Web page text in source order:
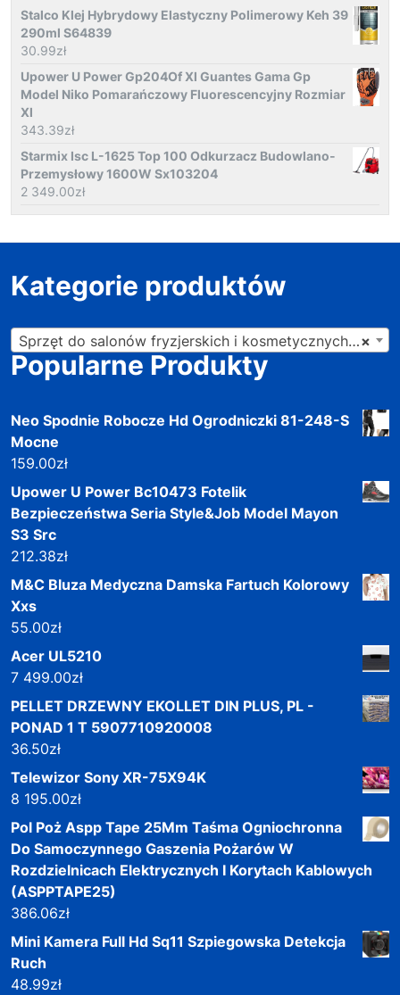
Stalco Klej Hybrydowy Elastyczny Polimerowy Keh 39
290ml S64839
30.99zł
Upower U Power Gp204Of Xl Guantes Gama Gp
Model Niko Pomarańczowy Fluorescencyjny Rozmiar
Xl
343.39zł
Starmix Isc L-1625 Top 100 Odkurzacz Budowlano-
Przemysłowy 1600W Sx103204
2 349.00zł
Kategorie produktów
×
Sprzęt do salonów fryzjerskich i kosmetycznych (201)
Popularne Produkty
Neo Spodnie Robocze Hd Ogrodniczki 81-248-S
Mocne
159.00zł
Upower U Power Bc10473 Fotelik
Bezpieczeństwa Seria Style&Job Model Mayon
S3 Src
212.38zł
M&C Bluza Medyczna Damska Fartuch Kolorowy
Xxs
55.00zł
Acer UL5210
7 499.00zł
PELLET DRZEWNY EKOLLET DIN PLUS, PL -
PONAD 1 T 5907710920008
36.50zł
Telewizor Sony XR-75X94K
8 195.00zł
Pol Poż Aspp Tape 25Mm Taśma Ogniochronna
Do Samoczynnego Gaszenia Pożarów W
Rozdzielnicach Elektrycznych I Korytach Kablowych
(ASPPTAPE25)
386.06zł
Mini Kamera Full Hd Sq11 Szpiegowska Detekcja
Ruch
48.99zł